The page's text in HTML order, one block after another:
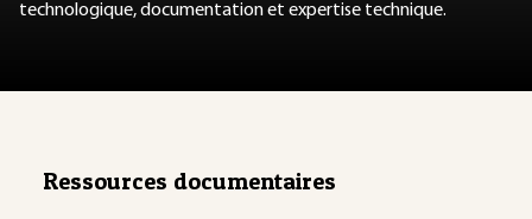
technologique, documentation et expertise technique.
Ressources documentaires